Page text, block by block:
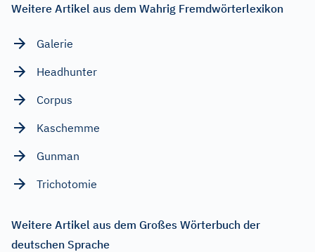
Weitere Artikel aus dem Wahrig Fremdwörterlexikon
Galerie
Headhunter
Corpus
Kaschemme
Gunman
Trichotomie
Weitere Artikel aus dem Großes Wörterbuch der
deutschen Sprache